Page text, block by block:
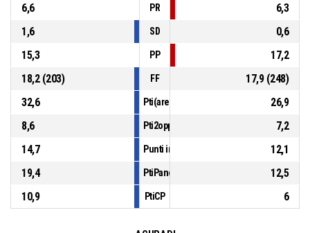
6,6
PR
6,3
1,6
SD
0,6
15,3
PP
17,2
18,2 (203)
FF
17,9 (248)
32,6
Pti(area)
26,9
8,6
Pti2opp
7,2
14,7
Punti in contropiede
12,1
19,4
PtiPanch
12,5
10,9
PtiCP 6